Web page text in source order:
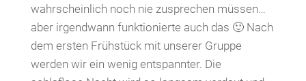
wahrscheinlich noch nie zusprechen müssen…
aber irgendwann funktionierte auch das 🙂 Nach
dem ersten Frühstück mit unserer Gruppe
werden wir ein wenig entspannter. Die